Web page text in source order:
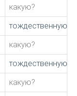
какую?
тождественную
какую?
тождественную
какую?